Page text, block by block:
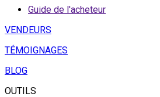
Guide de l'acheteur
VENDEURS
TÉMOIGNAGES
BLOG
OUTILS